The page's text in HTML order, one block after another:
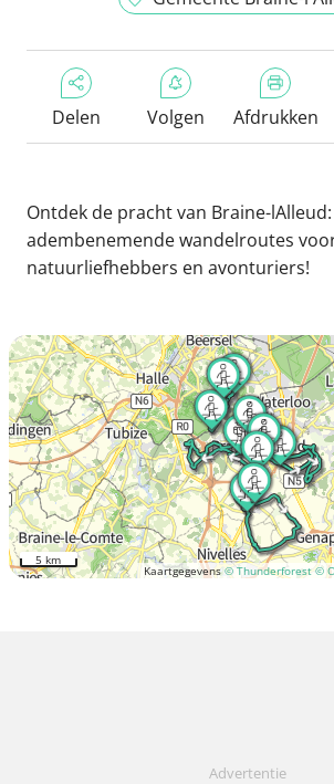
Delen Volgen Afdrukken
Ontdek de pracht van Braine-
adembenemende wandelroutes
natuurliefhebbers en avonturiers!
Kaartgegevens© Thunderforest ©
5 km
Advertentie